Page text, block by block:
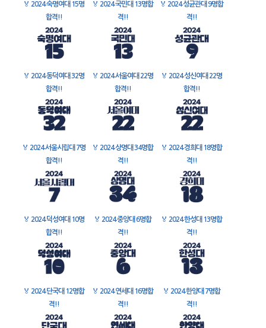
🏅 2024 숙명여대 15명
합격!!
🏅 2024 국민대 13명합
격!!
🏅 2024 성균관대 9명합
격!!
🏅 2024 동덕여대 32명
합격!!
🏅 2024 서울여대 22명
합격!!
🏅 2024 성신여대 22명
합격!!
🏅 2024 서울시립대 7명
합격!!
🏅 2024 상명대 34명합
격!!
🏅 2024 경희대 18명합
격!!
🏅 2024 덕성여대 10명
합격!!
🏅 2024 중앙대 6명합
격!!
🏅 2024 한성대 13명합
격!!
🏅 2024 단국대 12명합
격!!
🏅 2024 연세대 16명합
격!!
🏅 2024 한양대 7명합
격!!